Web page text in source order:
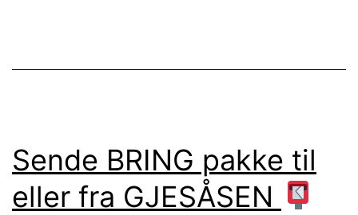
Sende BRING pakke til
eller fra GJESÅSEN